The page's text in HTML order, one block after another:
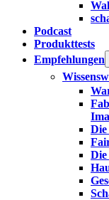
Podcast
Produkttests
Empfehlungen
Die
Die